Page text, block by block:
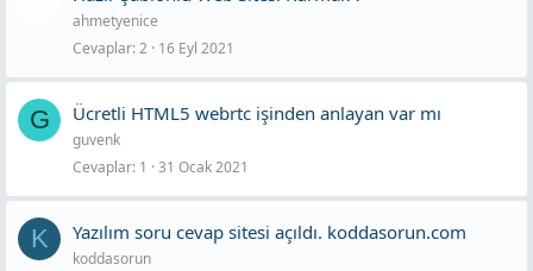
ahmetyenice
Cevaplar 2 16 Eyl 2021
G Ücretli HTML5 webrtc işinden anlayan var mı
guvenk
Cevaplar 1 31 Ocak 2021
K Yazılım soru cevap sitesi açıldı. koddasorun.com
koddasorun